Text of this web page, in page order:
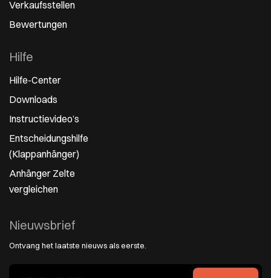
Verkaufsstellen
Bewertungen
Hilfe
Hilfe-Center
Downloads
Instructievideo’s
Entscheidungshilfe
(Klappanhänger)
Anhänger Zelte
vergleichen
Nieuwsbrief
Ontvang het laatste nieuws als eerste.